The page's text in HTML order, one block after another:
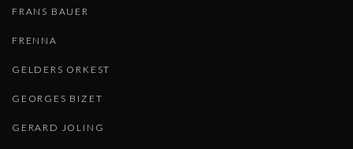
FRANS BAUER
FRENNA
GELDERS ORKEST
GEORGES BIZET
GERARD JOLING